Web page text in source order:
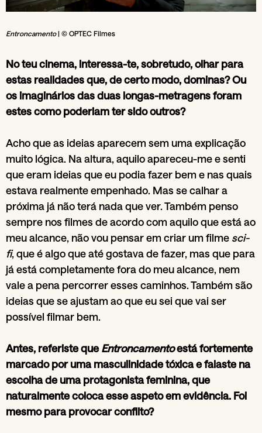
Entroncamento| © OPTEC Filmes
No teu cinema, interessa-te, sobretudo, olhar para
estas realidades que, de certo modo, dominas? Ou
os imaginários das duas longas-metragens foram
estes como poderiam ter sido outros?
Acho que as ideias aparecem sem uma explicação
muito lógica. Na altura, aquilo apareceu-me e senti
que eram ideias que eu podia fazer bem e nas quais
estava realmente empenhado. Mas se calhar a
próxima já não terá nada que ver. Também penso
sempre nos filmes de acordo com aquilo que está ao
meu alcance, não vou pensar em criar um filme sci-
fi, que é algo que até gostava de fazer, mas que para
já está completamente fora do meu alcance, nem
vale a pena percorrer esses caminhos. Também são
ideias que se ajustam ao que eu sei que vai ser
possível filmar bem.
Antes, referiste queEntroncamentoestá fortemente
marcado por uma masculinidade tóxica e falaste na
escolha de uma protagonista feminina, que
naturalmente coloca esse aspeto em evidência. Foi
mesmo para provocar conflito?